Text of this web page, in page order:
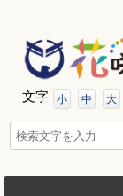
動
文字 小 中 大
検
索: